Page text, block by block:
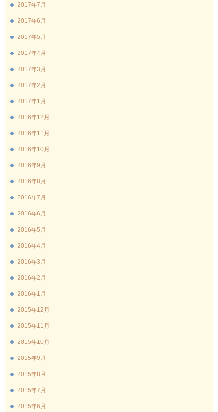
2017年7月
2017年6月
2017年5月
2017年4月
2017年3月
2017年2月
2017年1月
2016年12月
2016年11月
2016年10月
2016年9月
2016年8月
2016年7月
2016年6月
2016年5月
2016年4月
2016年3月
2016年2月
2016年1月
2015年12月
2015年11月
2015年10月
2015年9月
2015年8月
2015年7月
2015年6月